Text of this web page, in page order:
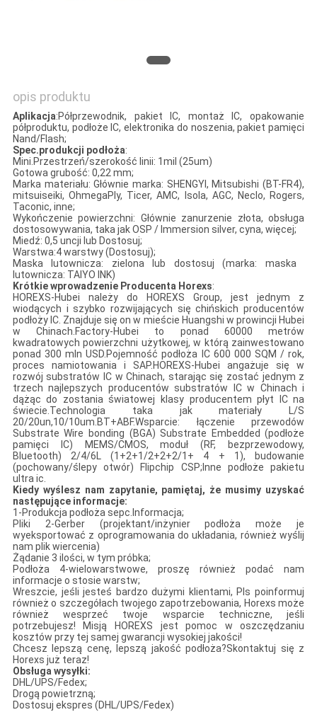
opis produktu
Aplikacja:Półprzewodnik, pakiet IC, montaż IC, opakowanie
półproduktu, podłoże IC, elektronika do noszenia, pakiet pamięci
Nand/Flash;
Spec.produkcji podłoża:
Mini.Przestrzeń/szerokość linii: 1mil (25um)
Gotowa grubość: 0,22 mm;
Marka materiału: Głównie marka: SHENGYI, Mitsubishi (BT-FR4),
mitsuiseiki, OhmegaPly, Ticer, AMC, Isola, AGC, Neclo, Rogers,
Taconic, inne;
Wykończenie powierzchni: Głównie zanurzenie złota, obsługa
dostosowywania, taka jak OSP / Immersion silver, cyna, więcej;
Miedź: 0,5 uncji lub Dostosuj;
Warstwa:4 warstwy (Dostosuj);
Maska lutownicza: zielona lub dostosuj (marka: maska ​​
lutownicza: TAIYO INK)
Krótkie wprowadzenie Producenta Horexs:
HOREXS-Hubei należy do HOREXS Group, jest jednym z
wiodących i szybko rozwijających się chińskich producentów
podłoży IC. Znajduje się on w mieście Huangshi w prowincji Hubei
w Chinach.Factory-Hubei to ponad 60000 metrów
kwadratowych powierzchni użytkowej, w którą zainwestowano
ponad 300 mln USD.Pojemność podłoża IC 600 000 SQM / rok,
proces namiotowania i SAP.HOREXS-Hubei angażuje się w
rozwój substratów IC w Chinach, starając się zostać jednym z
trzech najlepszych producentów substratów IC w Chinach i
dążąc do zostania światowej klasy producentem płyt IC na
świecie.Technologia taka jak materiały L/S
20/20un,10/10um.BT+ABF.Wsparcie: łączenie przewodów
Substrate Wire bonding (BGA) Substrate Embedded (podłoże
pamięci IC) MEMS/CMOS, moduł (RF, bezprzewodowy,
Bluetooth) 2/4/6L (1+2+1/2+2+2/1+ 4 + 1), budowanie
(pochowany/ślepy otwór) Flipchip CSP;Inne podłoże pakietu
ultra ic.
Kiedy wyślesz nam zapytanie, pamiętaj, że musimy uzyskać
następujące informacje:
1-Produkcja podłoża sepc.Informacja;
Pliki 2-Gerber (projektant/inżynier podłoża może je
wyeksportować z oprogramowania do układania, również wyślij
nam plik wiercenia)
Żądanie 3 ilości, w tym próbka;
Podłoża 4-wielowarstwowe, proszę również podać nam
informacje o stosie warstw;
Wreszcie, jeśli jesteś bardzo dużymi klientami, Pls poinformuj
również o szczegółach twojego zapotrzebowania, Horexs może
również wesprzeć twoje wsparcie techniczne, jeśli
potrzebujesz! Misją HOREXS jest pomoc w oszczędzaniu
kosztów przy tej samej gwarancji wysokiej jakości!
Chcesz lepszą cenę, lepszą jakość podłoża?Skontaktuj się z
Horexs już teraz!
Obsługa wysyłki:
DHL/UPS/Fedex;
Drogą powietrzną;
Dostosuj ekspres (DHL/UPS/Fedex)